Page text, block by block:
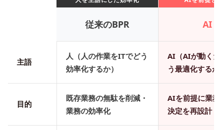
従来のBPR AI
主語
人（人の作業をITでどう
効率化するか）
AI（AIが動く
う最適化するか
目的
既存業務の無駄を削減・
業務の効率化
AIを前提に業
決定を再設計・